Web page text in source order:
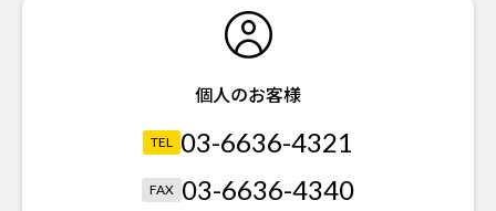
個人のお客様
TEL 03-6636-4321
FAX 03-6636-4340